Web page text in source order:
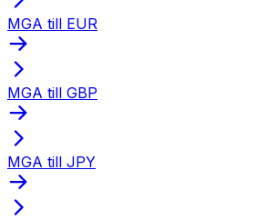
MGA till EUR
MGA till GBP
MGA till JPY